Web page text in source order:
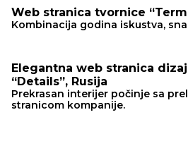
Web stranica tvornice
Kombinacija godina iskustva,
Elegantna web stranica
“Details”, Rusija
Prekrasan interijer počinje sa
stranicom kompanije.